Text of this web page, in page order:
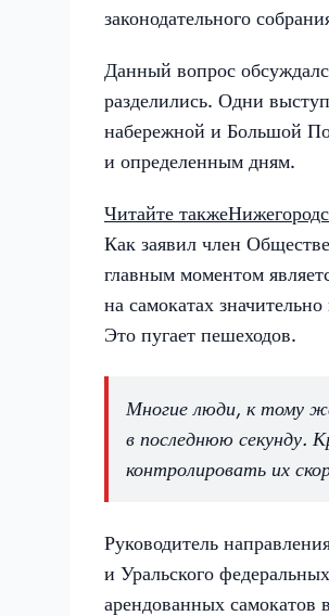
законодательного
Данный вопрос
разделились. Одни
набережной и Большой
и определенным дням.
Читайте также
Как заявил член
главным моментом
на самокатах
Это пугает пешеходов.
Многие люди, к тому
в последнюю секунду.
контролировать их
Руководитель
и Уральского
арендованных самокатов